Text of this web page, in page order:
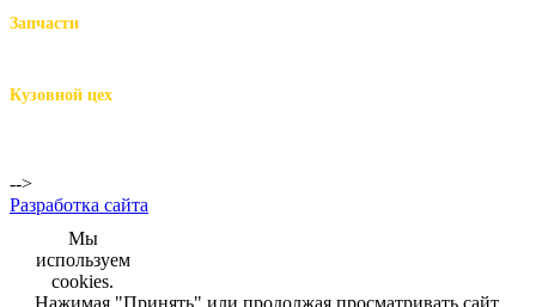
Запчасти
Кузовной цех
-->
Разработка сайта
Мы
используем
cookies.